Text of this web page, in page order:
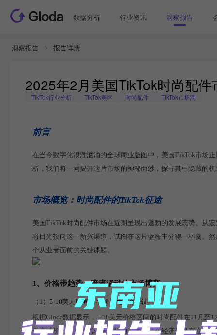
数据分析 行业资讯 洞察报告
洞察报告 报告详情
2025年2月美国TikTok时尚配
TikTok行业分析 TikTok美区 时尚配件 TikTok市场洞
前言
在当今数字化浪潮汹涌的全球商业版图中，美国TikTok市场
析，我们将一同揭开这片市场的神秘面纱，探寻其中隐藏的
市场概览：时尚配件的TikTok征途
美国TikTok时尚配件市场在近期呈现出蓬勃的发展态势。从
将目光投向这一新兴渠道，试图在这片蓝海中分得一杯羹。
个从业者面前的关键课题。
1、价格带趋势：暗流涌动的市场博弈
（1）5-10美元区间：性价比之王的崛起
根据Gloda数据显示，5-10美元价格区间的时尚配件在11月
于高性价比产品的需求依然强劲。尤其是在经济形势存在不